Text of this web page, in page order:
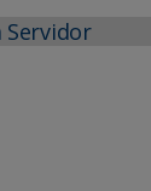
Servidor